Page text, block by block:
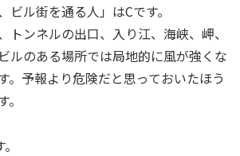
ビル街を通る人」はCです。
トンネルの出口、入り江、海峡、岬、
ルのある場所では局地的に風が強くな
。予報より危険だと思っておいたほう